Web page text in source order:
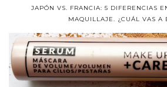
JAPÓN VS. FRANCIA: 5 DIFERENCIAS
MAQUILLAJE. ¿CUÁL VAS A